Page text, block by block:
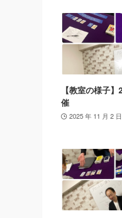
【教室の様子
催
2025 年 11 月 2 日